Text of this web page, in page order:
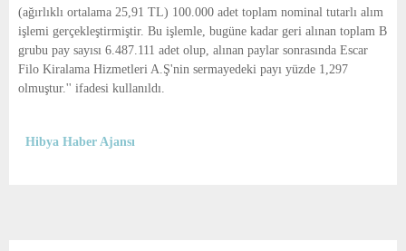
N
U
(ağırlıklı ortalama 25,91 TL) 100.000 adet toplam nominal tutarlı alım
işlemi gerçekleştirmiştir. Bu işlemle, bugüne kadar geri alınan toplam B
grubu pay sayısı 6.487.111 adet olup, alınan paylar sonrasında Escar
Filo Kiralama Hizmetleri A.Ş'nin sermayedeki payı yüzde 1,297
olmuştur.'' ifadesi kullanıldı.
Hibya Haber Ajansı